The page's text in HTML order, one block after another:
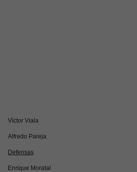
Víctor Viala
Alfredo Pareja
Defensas
Enrique Moratal